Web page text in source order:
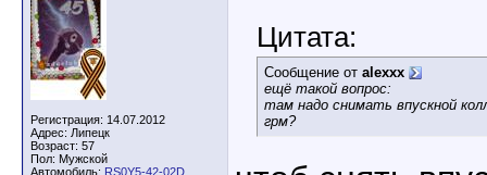
Регистрация: 14.07.2012
Адрес: Липецк
Возраст: 57
Пол: Мужской
Автомобиль: RS0Y5-42-02D
Цитата:
Сообщение от alexxx
ещё такой вопрос:
там надо снимать впускной
грм?